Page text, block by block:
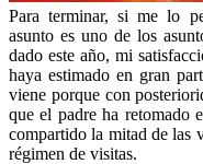
Para terminar, si me lo
asunto es uno de los
dado este año, mi
haya estimado en gran
viene porque con
que el padre ha retomado
compartido la mitad de las
régimen de visitas.